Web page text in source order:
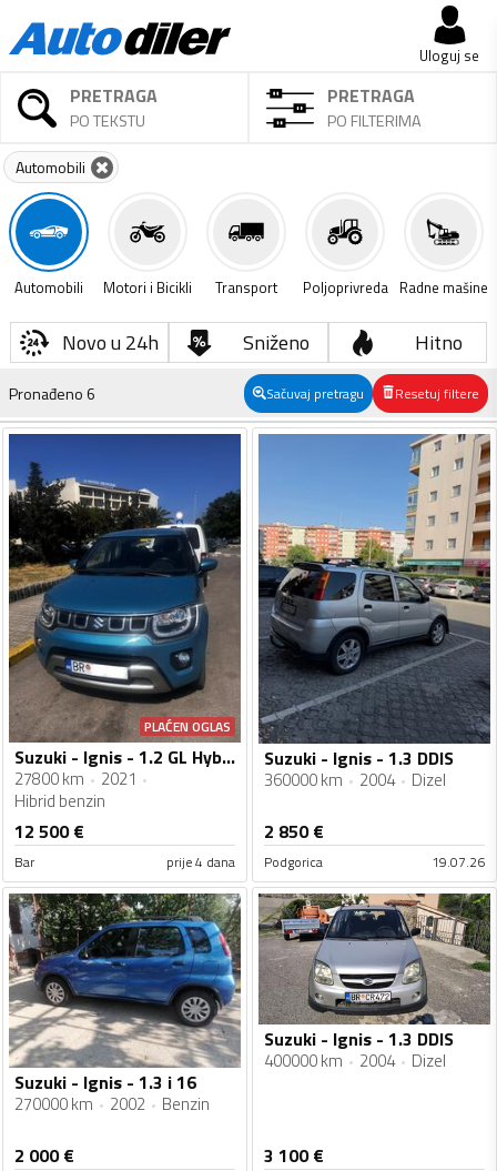
Uloguj se
PRETRAGA
PO TEKSTU
PRETRAGA
PO FILTERIMA
Automobili
Automobili Motori i Bicikli Transport Poljoprivreda Radne mašine
Novo u 24h Sniženo Hitno
Pronađeno6 Sačuvaj pretragu Resetuj filtere
PLAĆEN OGLAS
Suzuki - Ignis - 1.2 GL Hybrid
27800 km
2021
Hibrid benzin
12 500€
Bar prije 4 dana
Suzuki - Ignis - 1.3 DDIS
360000 km 2004 Dizel
2 850€
Podgorica 19.07.26
Suzuki - Ignis - 1.3 i 16
270000 km 2002 Benzin
2 000€
Suzuki - Ignis - 1.3 DDIS
400000 km 2004 Dizel
3 100€